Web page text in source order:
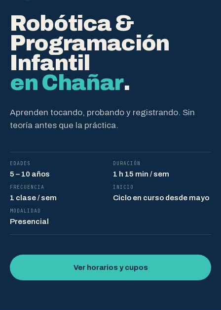
Robótica &
Programación
Infantil
en Chañar.
Aprenden tocando, probando y registrando. Sin
teoría antes que la práctica.
EDADES
5 – 10 años
DURACIÓN
1 h 15 min / sem
FRECUENCIA
1 clase / sem
INICIO
Ciclo en curso desde mayo
MODALIDAD
Presencial
Ver horarios y cupos